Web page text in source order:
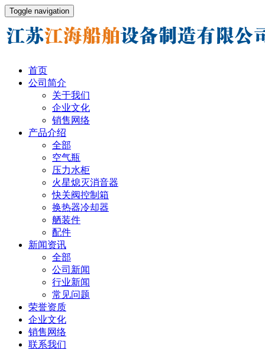
Toggle navigation
首页
公司简介
关于我们
企业文化
销售网络
产品介绍
全部
空气瓶
压力水柜
火星熄灭消音器
快关阀控制箱
换热器冷却器
舾装件
配件
新闻资讯
全部
公司新闻
行业新闻
常见问题
荣誉资质
企业文化
销售网络
联系我们